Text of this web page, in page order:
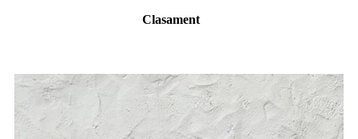
Clasament